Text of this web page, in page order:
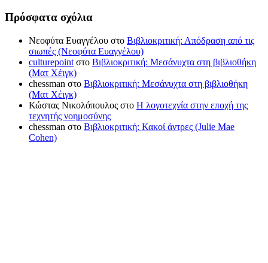
Πρόσφατα σχόλια
Νεοφύτα Ευαγγέλου στο Βιβλιοκριτική: Απόδραση από τις
σιωπές (Νεοφύτα Ευαγγέλου)
culturepoint στο Βιβλιοκριτική: Μεσάνυχτα στη βιβλιοθήκη
(Ματ Χέιγκ)
chessman στο Βιβλιοκριτική: Μεσάνυχτα στη βιβλιοθήκη
(Ματ Χέιγκ)
Κώστας Νικολόπουλος στο Η λογοτεχνία στην εποχή της
τεχνητής νοημοσύνης
chessman στο Βιβλιοκριτική: Κακοί άντρες (Julie Mae
Cohen)